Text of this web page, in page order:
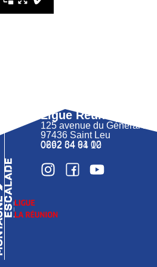
Ligue Réunion FFME
125 avenue du Général
97436 Saint Leu
0262 34 91 02
0692 64 64 10